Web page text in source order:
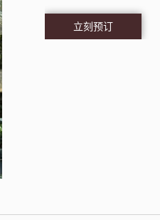
立刻预订